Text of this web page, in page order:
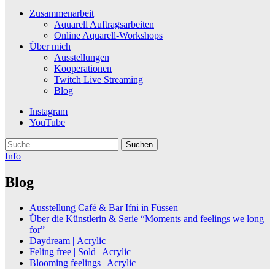
Zusammenarbeit
Aquarell Auftragsarbeiten
Online Aquarell-Workshops
Über mich
Ausstellungen
Kooperationen
Twitch Live Streaming
Blog
Instagram
YouTube
Suche
Info
Blog
Ausstellung Café & Bar Ifni in Füssen
Über die Künstlerin & Serie “Moments and feelings we long
for”
Daydream | Acrylic
Feling free | Sold | Acrylic
Blooming feelings | Acrylic